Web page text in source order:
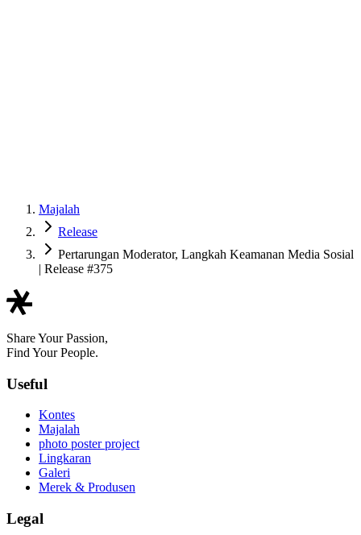
Majalah
Release
Pertarungan Moderator, Langkah Keamanan Media Sosial
| Release #375
Share Your Passion,
Find Your People.
Useful
Kontes
Majalah
photo poster project
Lingkaran
Galeri
Merek & Produsen
Legal